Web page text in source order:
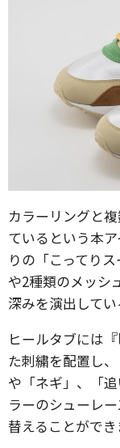
カラーリングと
ているという本
りの「こってり
や2種類のメッシ
深みを演出してい
ヒールタブには
た刺繍を配置し
や「ネギ」、「
ラーのシューレ
替えることができ